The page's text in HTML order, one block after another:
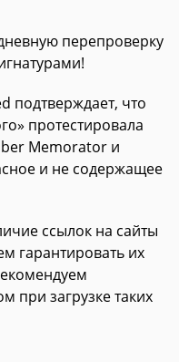
перепроверку
подтверждает, что
протестировала
Memorator и
и не содержащее
ссылок на сайты
гарантировать их
при загрузке таких